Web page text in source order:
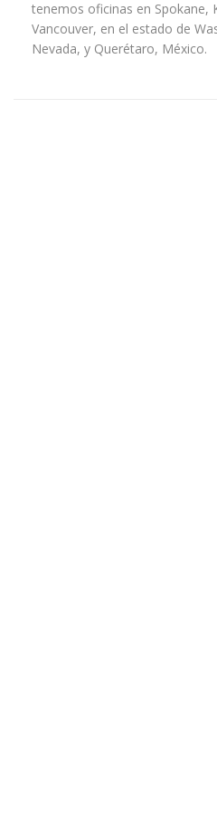
tenemos oficinas en Spokane,
Vancouver, en el estado de
Nevada, y Querétaro, México.